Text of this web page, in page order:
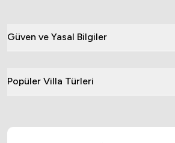
Güven ve Yasal Bilgiler
Popüler Villa Türleri